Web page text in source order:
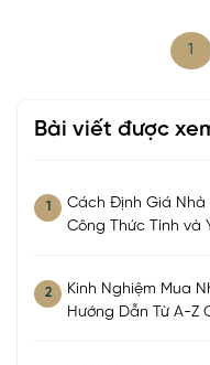
1
Bài viết được
1
Cách Định Giá Nhà
Công Thức Tính và
2
Kinh Nghiệm Mua
Hướng Dẫn Từ A-Z